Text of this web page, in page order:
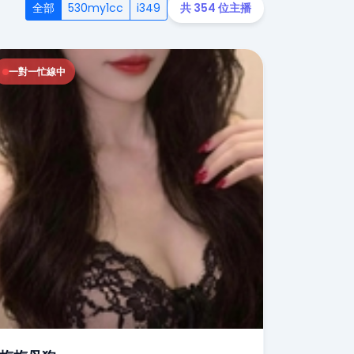
全部 530my1cc i349 共 354 位主播
一對一忙線中